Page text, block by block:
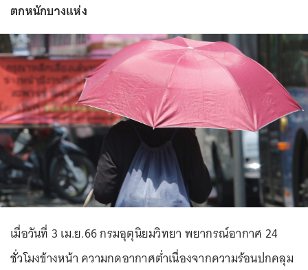
ตกหนักบางแห่ง
เมื่อวันที่ 3 เม.ย.66 กรมอุตุนิยมวิทยา พยากรณ์อากาศ 24
ชั่วโมงข้างหน้า ความกดอากาศต่ำเนื่องจากความร้อนปกคลุม